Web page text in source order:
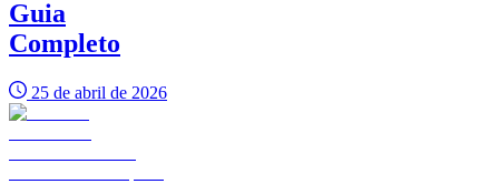
Guia
Completo
25 de abril de 2026